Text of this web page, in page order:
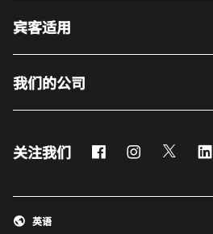
宾客适用
我们的公司
关注我们 FacebookInstagram
Twitter
英语